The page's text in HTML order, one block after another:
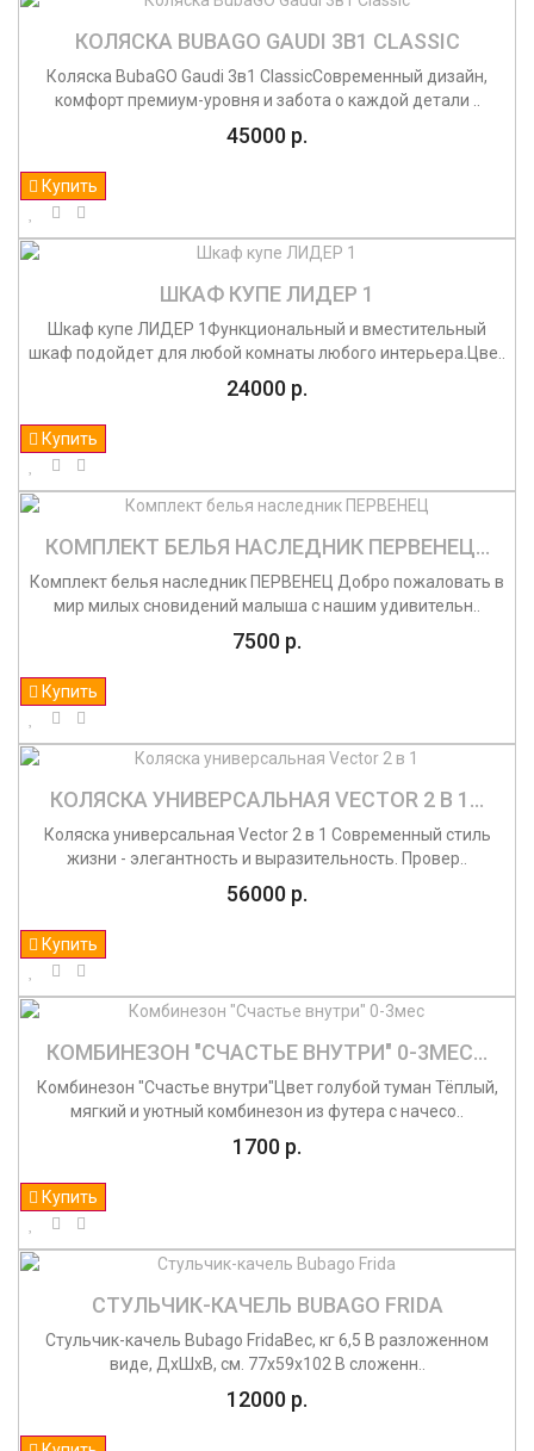
КОЛЯСКА BUBAGO GAUDI 3В1 CLASSIC
Коляска BubaGO Gaudi 3в1 ClassicСовременный дизайн,
комфорт премиум-уровня и забота о каждой детали ..
45000 р.
Купить
ШКАФ КУПЕ ЛИДЕР 1
Шкаф купе ЛИДЕР 1Функциональный и вместительный
шкаф подойдет для любой комнаты любого интерьера.Цве..
24000 р.
Купить
КОМПЛЕКТ БЕЛЬЯ НАСЛЕДНИК ПЕРВЕНЕЦ...
Комплект белья наследник ПЕРВЕНЕЦ Добро пожаловать в
мир милых сновидений малыша с нашим удивительн..
7500 р.
Купить
КОЛЯСКА УНИВЕРСАЛЬНАЯ VECTOR 2 В 1...
Коляска универсальная Vector 2 в 1 Современный стиль
жизни - элегантность и выразительность. Провер..
56000 р.
Купить
КОМБИНЕЗОН "СЧАСТЬЕ ВНУТРИ" 0-3МЕС...
Комбинезон "Счастье внутри"Цвет голубой туман Тёплый,
мягкий и уютный комбинезон из футера с начесо..
1700 р.
Купить
СТУЛЬЧИК-КАЧЕЛЬ BUBAGO FRIDA
Стульчик-качель Bubago FridaВес, кг 6,5 В разложенном
виде, ДхШхВ, см. 77х59х102 В сложенн..
12000 р.